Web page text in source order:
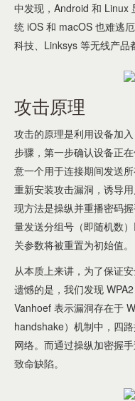
中发现，Android 和 Linux
统 iOS 和 macOS 也难逃
科技、Linksys 等无线产品
攻击原理
攻击的原理是利用设备加
步骤，第一步确认设备正
意一个用于连接期间发送
重新安装攻击漏洞，诱导
现方法是操纵并重播密码
量发送分组号（即随机数
关参数将被重置为初始值。
从本质上来讲，为了保证
遗憾的是，我们发现
Vanhoef 表示漏洞存在于
handshake）机制中，四
网络。而通过操纵加密握
致命缺陷。